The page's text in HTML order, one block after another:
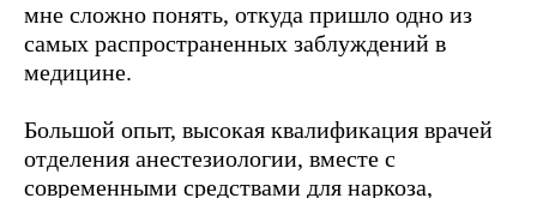
мне сложно понять, откуда пришло одно из
самых распространенных заблуждений в
медицине.
Большой опыт, высокая квалификация врачей
отделения анестезиологии, вместе с
современными средствами для наркоза,